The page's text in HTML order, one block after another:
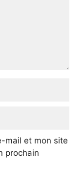
mail et mon site
prochain